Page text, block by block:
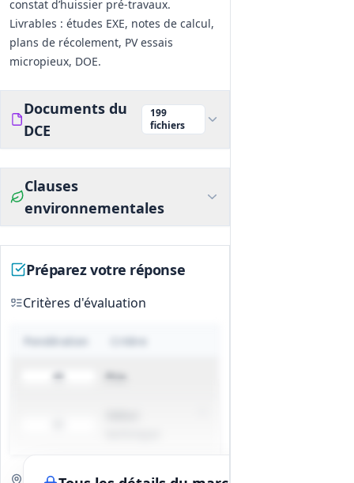
constat d’huissier pré‑travaux.
Livrables : études EXE, notes de calcul,
plans de récolement, PV essais
micropieux, DOE.
Documents du
DCE
199
fichiers
Clauses
environnementales
Préparez votre réponse
Critères d'évaluation
Pondération Critère
Prix
Obligatoire